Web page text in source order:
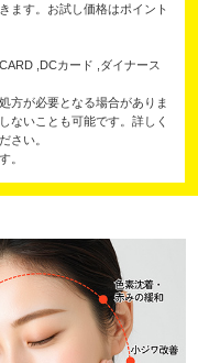
ます。お試し価格はポイント
,DCカード ,ダイナース
方が必要となる場合がありま
ないことも可能です。詳しく
さい。
。